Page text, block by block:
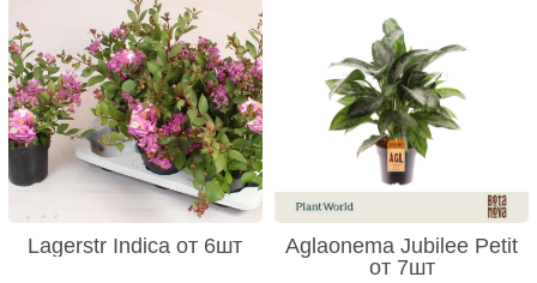
Lagerstr Indica от 6шт
Aglaonema Jubilee Petit
от 7шт